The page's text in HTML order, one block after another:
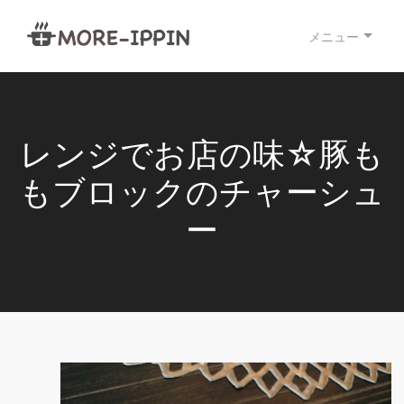
メニュー
レンジでお店の味☆豚も
もブロックのチャーシュ
ー